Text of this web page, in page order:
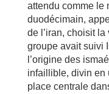
attendu comme le
duodécimain,
de l’iran, choisit
groupe avait suivi
l’origine des
infaillible, divin en
place centrale